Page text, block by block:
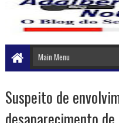
Suspeito de
desaparecimento